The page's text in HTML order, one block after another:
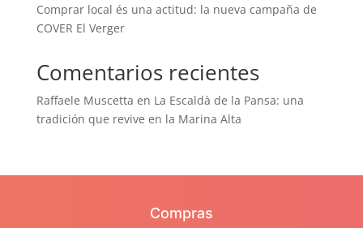
Comprar local és una actitud: la nueva campaña de
COVER El Verger
Comentarios recientes
Raffaele Muscetta en La Escaldà de la Pansa: una
tradición que revive en la Marina Alta
Compras